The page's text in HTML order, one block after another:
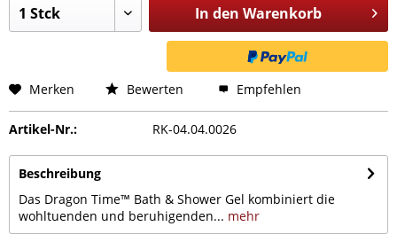
In den Warenkorb
Merken Bewerten Empfehlen
Artikel-Nr.: RK-04.04.0026
Beschreibung
Das Dragon Time™ Bath & Shower Gel kombiniert die
wohltuenden und beruhigenden... mehr